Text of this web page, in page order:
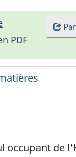
PDF
occupant de